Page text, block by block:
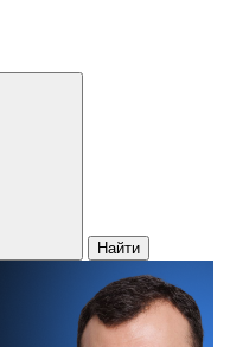
Найти